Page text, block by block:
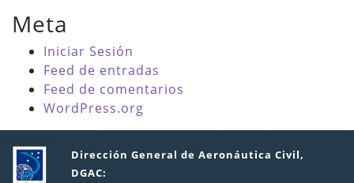
Meta
Iniciar Sesión
Feed de entradas
Feed de comentarios
WordPress.org
Dirección General de Aeronáutica Civil,
DGAC: